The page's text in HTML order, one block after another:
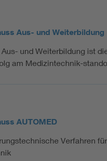
Aus- und Weiterbildung
und Weiterbildung ist
am Medizintechnik-
AUTOMED
Verfahren